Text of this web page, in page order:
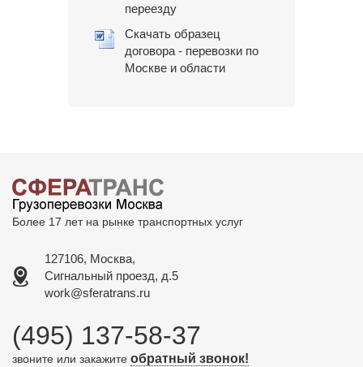
переезду
Скачать образец
договора - перевозки по
Москве и области
Более 17 лет на рынке транспортных услуг
127106, Москва,
Сигнальный проезд, д.5
work@sferatrans.ru
(495) 137-58-37
звоните или закажите обратный звонок!